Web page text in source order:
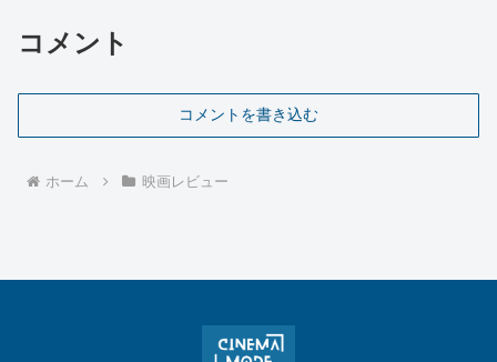
コメント
コメントを書き込む
ホーム 映画レビュー